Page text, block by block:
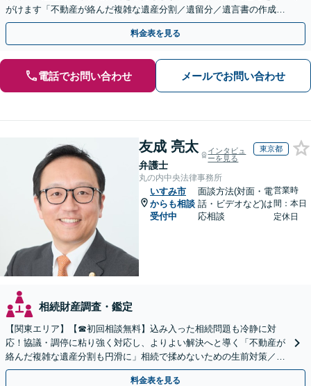
がけます「不動産が絡んだ複雑な遺産分割／遺留分／遺言書の作成・
執行／事業承継など、お任せください」【休日相談あり】
料金表を見る
電話でお問い合わせ メールでお問い合わせ
友成 亮太
弁護士
インタビュ
ーを見る
東京都
丸の内中央法律事務所
いすみ市
からも相談
受付中
面談方法(対面・電
話・ビデオなど)は
応相談
営業時
間：本日
定休日
相続財産調査・鑑定
【関東エリア】【☎︎初回相談無料】込み入った相続問題も冷静に対
応！協議・調停に粘り強く対応し、よりよい解決へと導く「不動産が
絡んだ複雑な遺産分割も円滑に」相続で揉めないための生前対策／遺
言書の作成から執行【夜間相談可】【有楽町駅1分】
料金表を見る